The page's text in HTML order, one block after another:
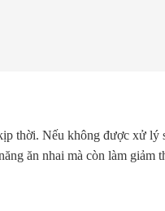
thời. Nếu không được xử lý
ăn nhai mà còn làm giảm